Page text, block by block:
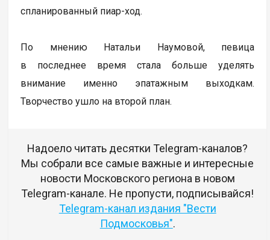
спланированный пиар-ход.
По мнению Натальи Наумовой, певица
в последнее время стала больше уделять
внимание именно эпатажным выходкам.
Творчество ушло на второй план.
Надоело читать десятки Telegram-каналов?
Мы собрали все самые важные и интересные
новости Московского региона в новом
Telegram-канале. Не пропусти, подписывайся!
Telegram-канал издания "Вести
Подмосковья".